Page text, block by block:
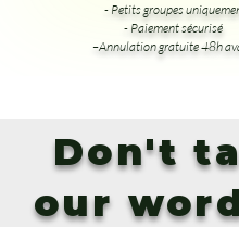
- Petits groupes
- Paiement sécurisé
–Annulation gratuite 48h
Don't
our